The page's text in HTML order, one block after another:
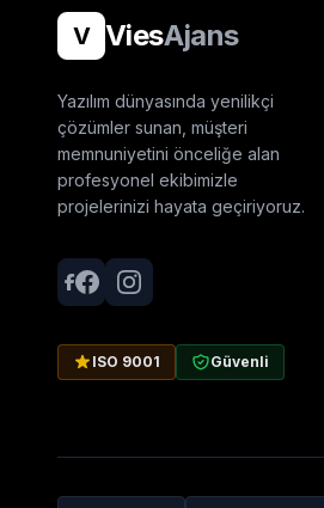
V ViesAjans
Yazılım dünyasında yenilikçi
çözümler sunan, müşteri
memnuniyetini önceliğe alan
profesyonel ekibimizle
projelerinizi hayata geçiriyoruz.
ISO 9001 Güvenli